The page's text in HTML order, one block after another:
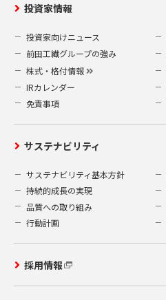
投資家情報
投資家向けニュース
前田工繊グループの強み
株式・格付情報
IRカレンダー
免責事項
サステナビリティ
サステナビリティ基本方針
持続的成長の実現
品質への取り組み
行動計画
採用情報